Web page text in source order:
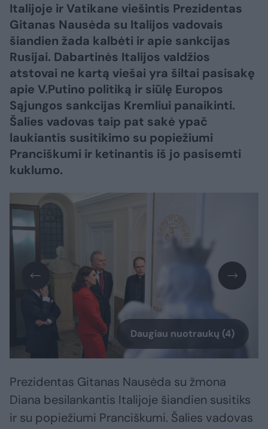
Italijoje ir Vatikane viešintis Prezidentas
Gitanas Nausėda su Italijos vadovais
šiandien žada kalbėti ir apie sankcijas
Rusijai. Dabartinės Italijos valdžios
atstovai ne kartą viešai yra šiltai pasisakę
apie V.Putino politiką ir siūlę Europos
Sąjungos sankcijas Kremliui panaikinti.
Šalies vadovas taip pat sakė ypač
laukiantis susitikimo su popiežiumi
Pranciškumi ir ketinantis iš jo pasisemti
kuklumo.
Daugiau nuotraukų (4)
Prezidentas Gitanas Nausėda su žmona
Diana besilankantis Italijoje šiandien susitiks
ir su popiežiumi Pranciškumi. Šalies vadovas